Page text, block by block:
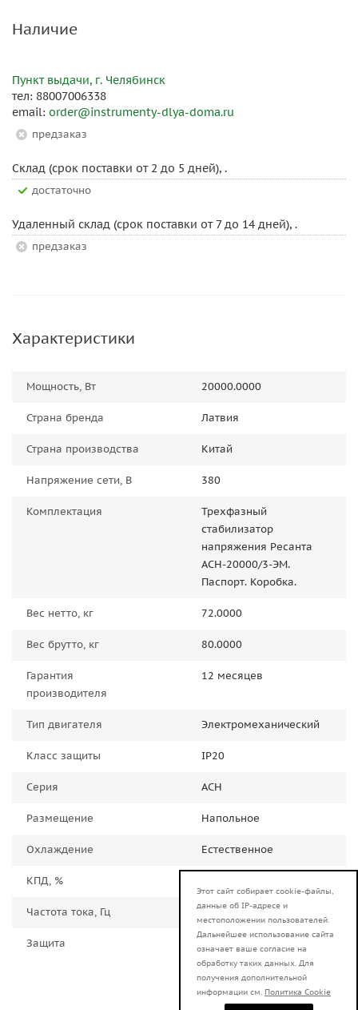
Наличие
Пункт выдачи, г. Челябинск
тел: 88007006338
email: order@instrumenty-dlya-doma.ru
Предзаказ
Склад (срок поставки от 2 до 5 дней), .
Достаточно
Удаленный склад (срок поставки от 7 до 14 дней), .
Предзаказ
Характеристики
Мощность, Вт 20000.0000
Страна бренда Латвия
Страна производства Китай
Напряжение сети, В 380
Комплектация
Трехфазный
стабилизатор
напряжения Ресанта
АСН-20000/3-ЭМ.
Паспорт. Коробка.
Вес нетто, кг 72.0000
Вес брутто, кг 80.0000
Гарантия
производителя
12 месяцев
Тип двигателя Электромеханический
Класс защиты IP20
Серия АСН
Размещение Напольное
Охлаждение Естественное
КПД, %
Частота тока, Гц 50.0000
Защита
замыкания, от
перегрева, от
повышенного
Этот сайт собирает cookie-файлы,
данные об IP-адресе и
местоположении пользователей.
Дальнейшее использование сайта
означает ваше согласие на
обработку таких данных. Для
получения дополнительной
информации см. Политика Cookie